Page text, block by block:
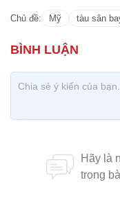
Chủ đề: Mỹ tàu sân